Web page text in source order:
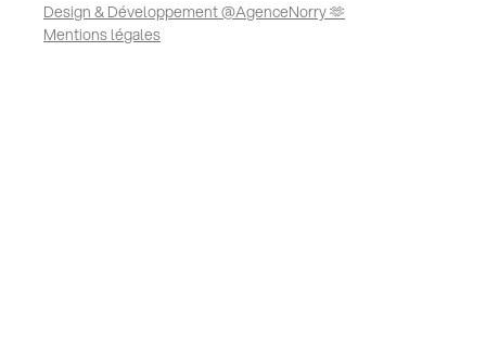
Design & Développement @AgenceNorry 🫶
Mentions légales